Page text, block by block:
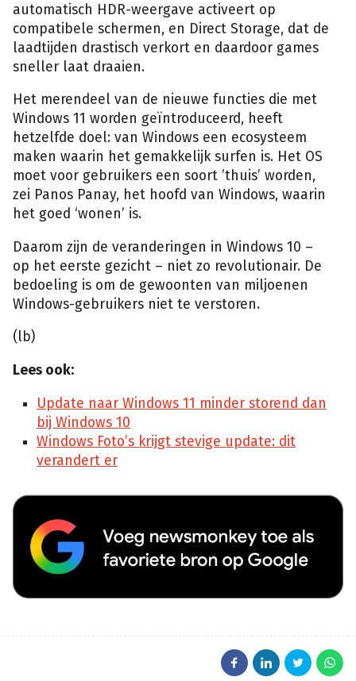
automatisch HDR-weergave activeert op
compatibele schermen, en Direct Storage, dat de
laadtijden drastisch verkort en daardoor games
sneller laat draaien.
Het merendeel van de nieuwe functies die met
Windows 11 worden geïntroduceerd, heeft
hetzelfde doel: van Windows een ecosysteem
maken waarin het gemakkelijk surfen is. Het OS
moet voor gebruikers een soort ’thuis’ worden,
zei Panos Panay, het hoofd van Windows, waarin
het goed ‘wonen’ is.
Daarom zijn de veranderingen in Windows 10 –
op het eerste gezicht – niet zo revolutionair. De
bedoeling is om de gewoonten van miljoenen
Windows-gebruikers niet te verstoren.
(lb)
Lees ook:
Update naar Windows 11 minder storend dan
bij Windows 10
Windows Foto’s krijgt stevige update: dit
verandert er